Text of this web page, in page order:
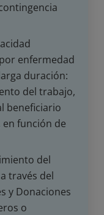
enfermedad
duración:
del trabajo,
beneficiario
en función de
del
través del
y Donaciones
o